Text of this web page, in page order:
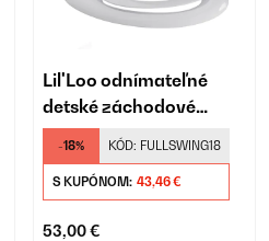
Lil'Loo odnímateľné
detské záchodové
sedadlo
-18% KÓD: FULLSWING18
S KUPÓNOM: 43,46 €
53,00 €